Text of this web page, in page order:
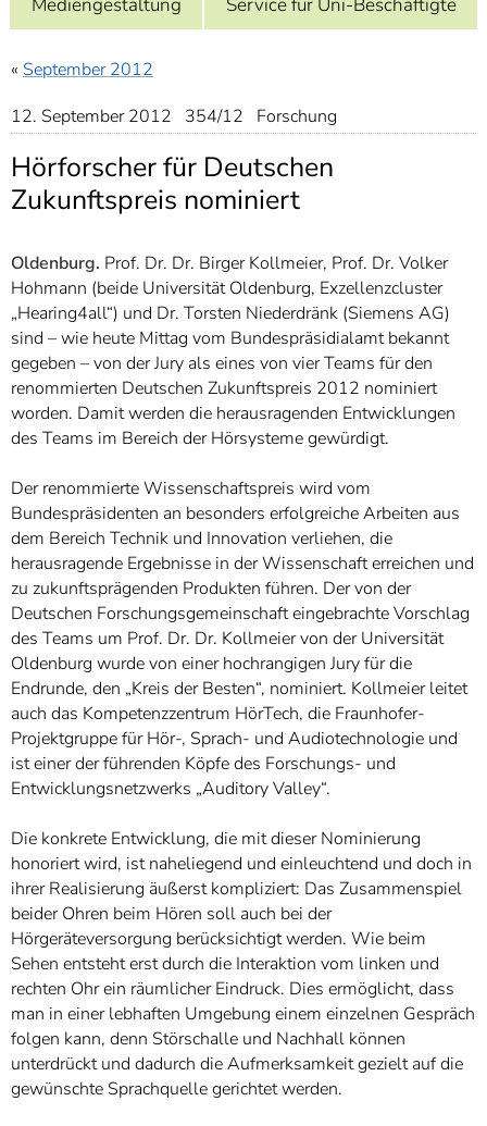
7]
Informationen zur
« September 2012
12. September 2012 354/12 Forschung
Hörforscher für Deutschen
Zukunftspreis nominiert
Oldenburg. Prof. Dr. Dr. Birger Kollmeier, Prof. Dr. Volker
Hohmann (beide Universität Oldenburg, Exzellenzcluster
„Hearing4all“) und Dr. Torsten Niederdränk (Siemens AG)
sind – wie heute Mittag vom Bundespräsidialamt bekannt
gegeben – von der Jury als eines von vier Teams für den
renommierten Deutschen Zukunftspreis 2012 nominiert
worden. Damit werden die herausragenden Entwicklungen
des Teams im Bereich der Hörsysteme gewürdigt.
Der renommierte Wissenschaftspreis wird vom
Bundespräsidenten an besonders erfolgreiche Arbeiten aus
dem Bereich Technik und Innovation verliehen, die
herausragende Ergebnisse in der Wissenschaft erreichen und
zu zukunftsprägenden Produkten führen. Der von der
Deutschen Forschungsgemeinschaft eingebrachte Vorschlag
des Teams um Prof. Dr. Dr. Kollmeier von der Universität
Oldenburg wurde von einer hochrangigen Jury für die
Endrunde, den „Kreis der Besten“, nominiert. Kollmeier leitet
auch das Kompetenzzentrum HörTech, die Fraunhofer-
Projektgruppe für Hör-, Sprach- und Audiotechnologie und
ist einer der führenden Köpfe des Forschungs- und
Entwicklungsnetzwerks „Auditory Valley“.
Die konkrete Entwicklung, die mit dieser Nominierung
honoriert wird, ist naheliegend und einleuchtend und doch in
ihrer Realisierung äußerst kompliziert: Das Zusammenspiel
beider Ohren beim Hören soll auch bei der
Hörgeräteversorgung berücksichtigt werden. Wie beim
Sehen entsteht erst durch die Interaktion vom linken und
rechten Ohr ein räumlicher Eindruck. Dies ermöglicht, dass
man in einer lebhaften Umgebung einem einzelnen Gespräch
folgen kann, denn Störschalle und Nachhall können
unterdrückt und dadurch die Aufmerksamkeit gezielt auf die
gewünschte Sprachquelle gerichtet werden.